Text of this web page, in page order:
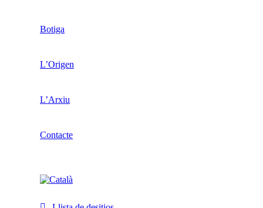
Botiga
L’Origen
L’Arxiu
Contacte